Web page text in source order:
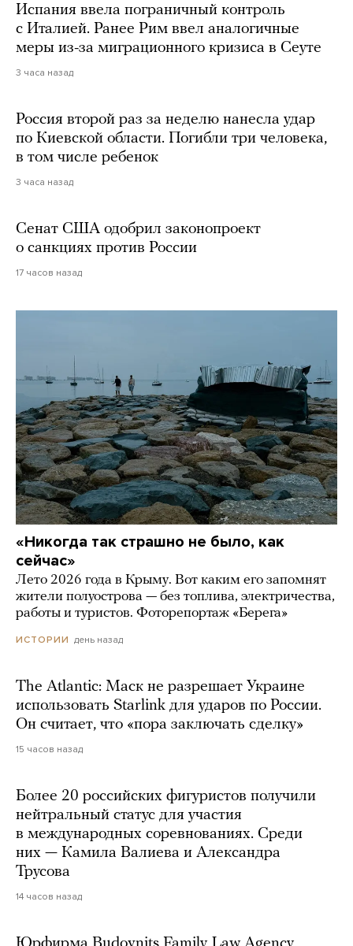
Испания ввела пограничный контроль
с Италией. Ранее Рим ввел аналогичные
меры из-за миграционного кризиса в Сеуте
3 часа назад
Россия второй раз за неделю нанесла удар
по Киевской области. Погибли три человека,
в том числе ребенок
3 часа назад
Сенат США одобрил законопроект
о санкциях против России
17 часов назад
«Никогда так страшно не было, как
сейчас»
Лето 2026 года в Крыму. Вот каким его запомнят
жители полуострова — без топлива, электричества,
работы и туристов. Фоторепортаж «Берега»
ИСТОРИИ день назад
The Atlantic: Маск не разрешает Украине
использовать Starlink для ударов по России.
Он считает, что «пора заключать сделку»
15 часов назад
Более 20 российских фигуристов получили
нейтральный статус для участия
в международных соревнованиях. Среди
них — Камила Валиева и Александра
Трусова
14 часов назад